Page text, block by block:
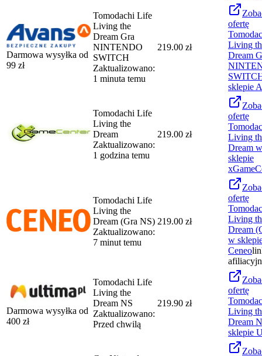
Darmowa wysyłka od
99 zł
Tomodachi Life
Living the
Dream Gra
NINTENDO
SWITCH
Zaktualizowano:
1 minuta temu
219.00 zł
ofertę
Living
Dream
sklepie
Tomodachi Life
Living the
Dream
Zaktualizowano:
1 godzina temu
219.00 zł
ofertę
Living
Dream w
sklepie
Tomodachi Life
Living the
Dream (Gra NS)
Zaktualizowano:
7 minut temu
219.00 zł
ofertę
Living
Dream
w
Ceneo
Darmowa wysyłka od
400 zł
Tomodachi Life
Living the
Dream NS
Zaktualizowano:
Przed chwilą
219.90 zł
ofertę
Living
Dream
sklepie